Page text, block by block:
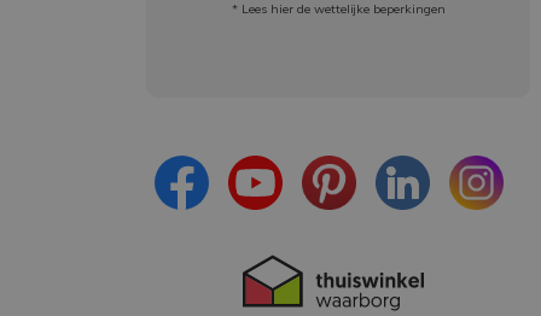
* Lees hier de wettelijke beperkingen